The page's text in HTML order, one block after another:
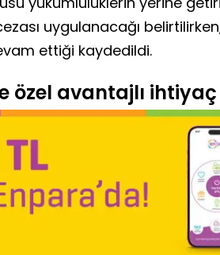
uygulanacağı
ettiği kaydedildi.
özel avantajlı